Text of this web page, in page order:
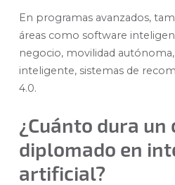
En programas avanzados,
áreas como software
negocio, movilidad
inteligente, sistemas de
4.0.
¿Cuánto dura un
diplomado en
artificial?